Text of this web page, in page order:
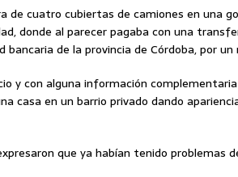
de cuatro cubiertas de camiones en una
donde al parecer pagaba con una
de la provincia de Córdoba, por
y con alguna información
casa en un barrio privado dando
que ya habían tenido problemas